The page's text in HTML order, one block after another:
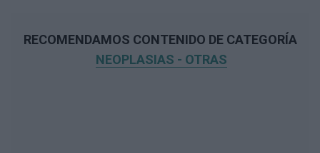
RECOMENDAMOS CONTENIDO DE CATEGORÍA
NEOPLASIAS - OTRAS